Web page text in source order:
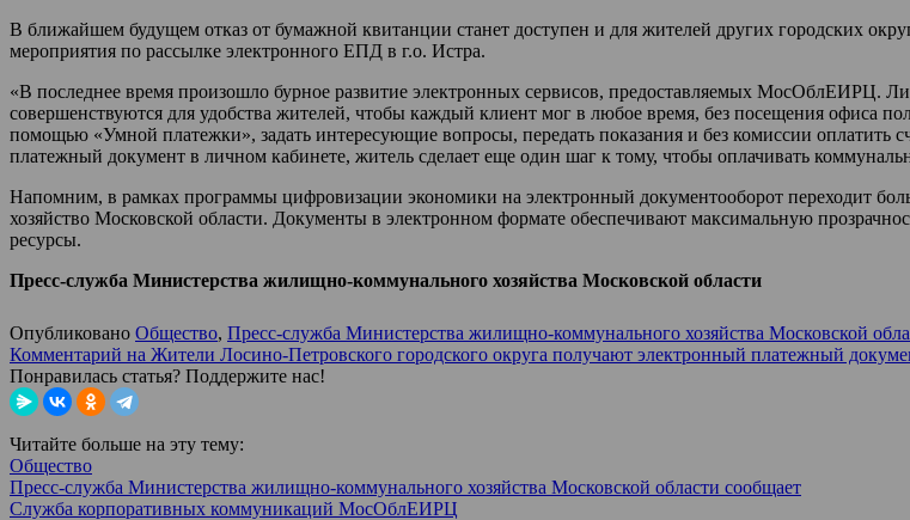
В ближайшем будущем отказ от бумажной квитанции станет доступен и для жителей других городских
мероприятия по рассылке электронного ЕПД в г.о. Истра.
«В последнее время произошло бурное развитие электронных сервисов, предоставляемых
совершенствуются для удобства жителей, чтобы каждый клиент мог в любое время, без посещения
помощью «Умной платежки», задать интересующие вопросы, передать показания и без комиссии
платежный документ в личном кабинете, житель сделает еще один шаг к тому, чтобы оплачивать
Напомним, в рамках программы цифровизации экономики на электронный документооборот переходит
хозяйство Московской области. Документы в электронном формате обеспечивают максимальную
ресурсы.
Пресс-служба Министерства жилищно-коммунального хозяйства Московской области
Опубликовано Общество, Пресс-служба Министерства жилищно-коммунального хозяйства Московской
Комментарий на Жители Лосино-Петровского городского округа получают электронный платежный
Понравилась статья? Поддержите нас!
Читайте больше на эту тему:
Общество
Пресс-служба Министерства жилищно-коммунального хозяйства Московской области сообщает
Служба корпоративных коммуникаций МосОблЕИРЦ